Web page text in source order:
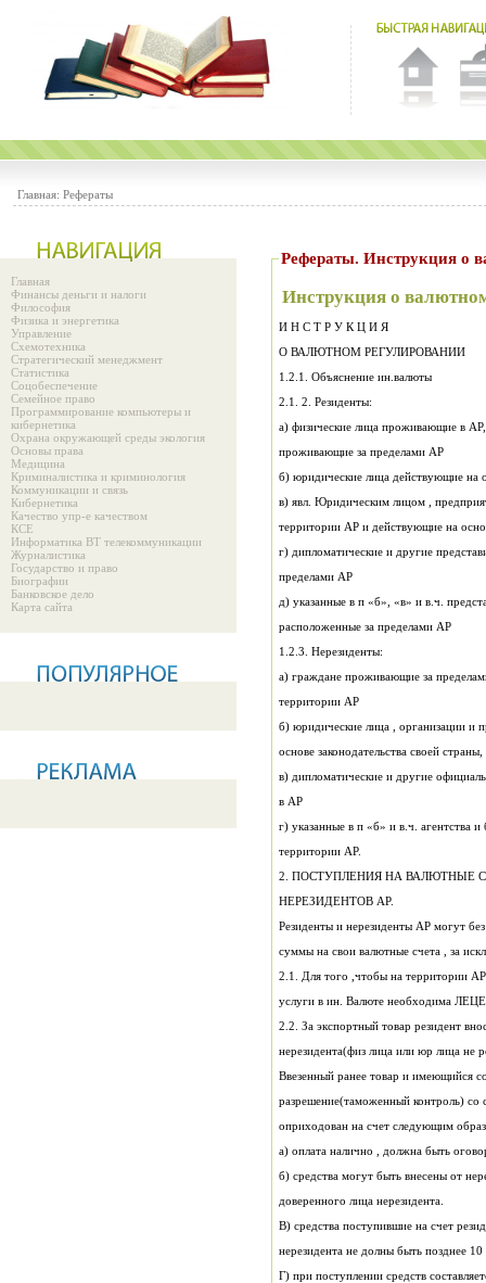
Главная: Рефераты
Главная
Финансы деньги и налоги
Философия
Физика и энергетика
Управление
Схемотехника
Стратегический менеджмент
Статистика
Соцобеспечение
Семейное право
Программирование компьютеры и
кибернетика
Охрана окружающей среды экология
Основы права
Медицина
Криминалистика и криминология
Коммуникации и связь
Кибернетика
Качество упр-е качеством
КСЕ
Информатика ВТ телекоммуникации
Журналистика
Государство и право
Биографии
Банковское дело
Карта сайта
Рефераты. Инструкция о
Инструкция о
И Н С Т Р У К Ц И Я
О ВАЛЮТНОМ РЕГУЛИРОВАНИИ
1.2.1. Объяснение ин.валюты
2.1. 2. Резиденты:
а) физические лица проживающие в
проживающие за пределами АР
б) юридические лица
в) явл. Юридическим лицом ,
территории АР и действующие на
г) дипломатические и другие
пределами АР
д) указанные в
расположенные за пределами АР
1.2.3. Нерезиденты:
территории АР
б) юридические лица , организации и
основе законодательства своей
в АР
г)
территории АР.
2. ПОСТУПЛЕНИЯ НА ВАЛЮТНЫЕ
НЕРЕЗИДЕНТОВ АР.
Резиденты и нерезиденты АР могут
суммы на свои валютные счета , за
2.1. Для того ,чтобы на
услуги в ин. Валюте необходима
2.2. За экспортный товар резидент
Ввезенный ранее товар и имеющийся
разрешение(таможенный контроль) со
оприходован на счет следующим
а) оплата налично , должна быть
б) средства могут быть внесены от
доверенного лица нерезидента.
В)
нерезидента не долны быть позднее
Г) при поступлении средств